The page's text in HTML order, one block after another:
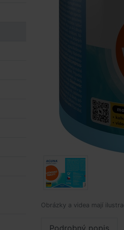
Obrázky a videa mají
Podrobný popis